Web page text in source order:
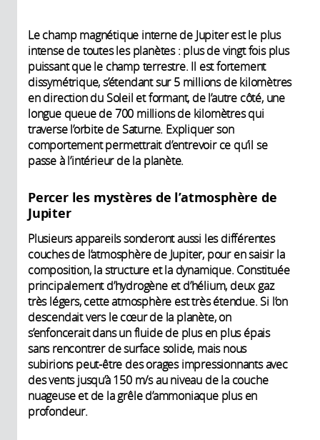
Le champ magnétique interne de Jupiter est le plus
intense de toutes les planètes : plus de vingt fois plus
puissant que le champ terrestre. Il est fortement
dissymétrique, s’étendant sur 5 millions de kilomètres
en direction du Soleil et formant, de l’autre côté, une
longue queue de 700 millions de kilomètres qui
traverse l’orbite de Saturne. Expliquer son
comportement permettrait d’entrevoir ce qu’il se
passe à l’intérieur de la planète.
Percer les mystères de l’atmosphère de
Jupiter
Plusieurs appareils sonderont aussi les différentes
couches de l’atmosphère de Jupiter, pour en saisir la
composition, la structure et la dynamique. Constituée
principalement d’hydrogène et d’hélium, deux gaz
très légers, cette atmosphère est très étendue. Si l’on
descendait vers le cœur de la planète, on
s’enfoncerait dans un fluide de plus en plus épais
sans rencontrer de surface solide, mais nous
subirions peut-être des orages impressionnants avec
des vents jusqu’à 150 m/s au niveau de la couche
nuageuse et de la grêle d’ammoniaque plus en
profondeur.